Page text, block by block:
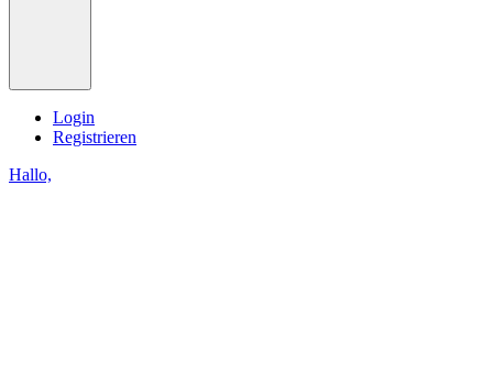
Login
Registrieren
Hallo,